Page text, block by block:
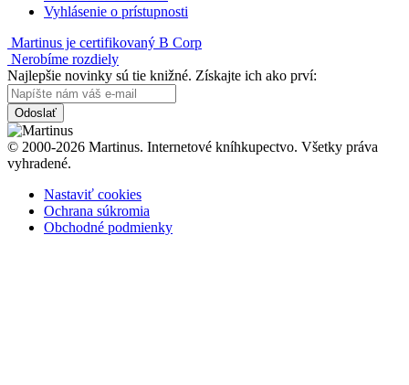
Vyhlásenie o prístupnosti
Martinus je certifikovaný B Corp
Nerobíme rozdiely
Najlepšie novinky sú tie knižné. Získajte ich ako prví:
Odoslať
© 2000-2026 Martinus. Internetové kníhkupectvo. Všetky práva
vyhradené.
Nastaviť cookies
Ochrana súkromia
Obchodné podmienky